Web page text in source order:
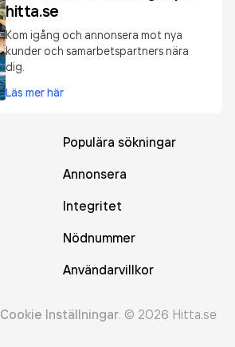
hitta.se
Kom igång och annonsera mot nya
kunder och samarbetspartners nära
dig.
Läs mer här
Populära sökningar
Annonsera
Integritet
Nödnummer
Användarvillkor
Cookie Inställningar. © 2026 Hitta.se